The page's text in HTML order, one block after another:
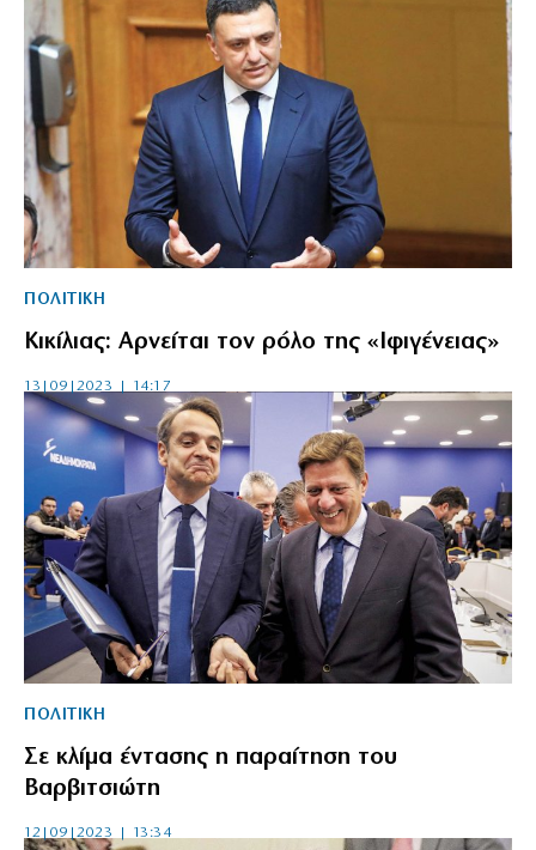
ΠΟΛΙΤΙΚΗ
Κικίλιας: Αρνείται τον ρόλο της «Ιφιγένειας»
13|09|2023 | 14:17
ΠΟΛΙΤΙΚΗ
Σε κλίμα έντασης η παραίτηση του
Βαρβιτσιώτη
12|09|2023 | 13:34